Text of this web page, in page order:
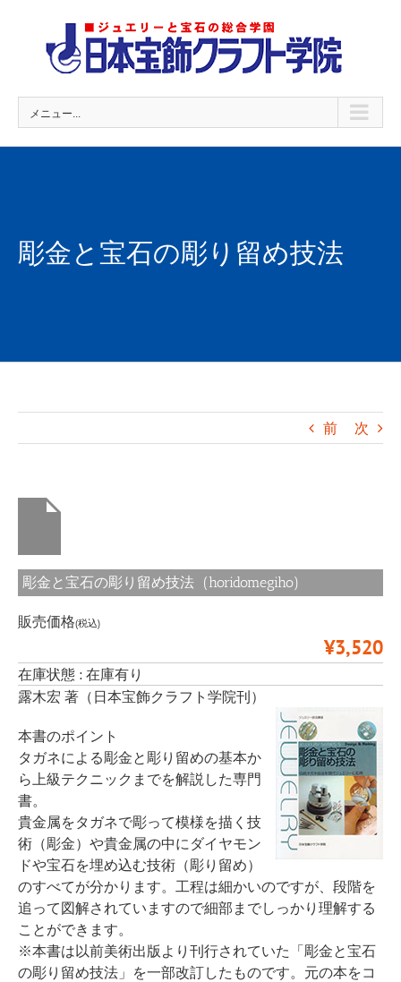
メニュー...
彫金と宝石の彫り留め技法
前 次
彫金と宝石の彫り留め技法 (horidomegiho)
販売価格(税込)
¥3,520
在庫状態 : 在庫有り
露木宏 著（日本宝飾クラフト学院刊）
本書のポイント
タガネによる彫金と彫り留めの基本か
ら上級テクニックまでを解説した専門
書。
貴金属をタガネで彫って模様を描く技
術（彫金）や貴金属の中にダイヤモン
ドや宝石を埋め込む技術（彫り留め）
のすべてが分かります。工程は細かいのですが、段階を
追って図解されていますので細部までしっかり理解する
ことができます。
※本書は以前美術出版より刊行されていた「彫金と宝石
の彫り留め技法」を一部改訂したものです。元の本をコ